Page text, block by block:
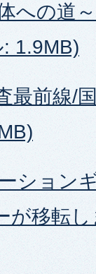
への道
1.9MB)
最前線/
ション
が移転